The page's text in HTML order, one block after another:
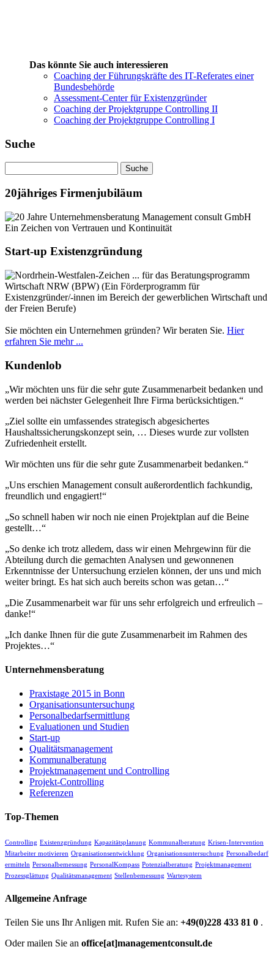
Das könnte Sie auch interessieren
Coaching der Führungskräfte des IT-Referates einer
Bundesbehörde
Assessment-Center für Existenzgründer
Coaching der Projektgruppe Controlling II
Coaching der Projektgruppe Controlling I
Suche
20jähriges Firmenjubiläum
Ein Zeichen von Vertrauen und Kontinuität
Start-up Existenzgründung
... für das Beratungsprogramm
Wirtschaft NRW (BPW) (Ein Förderprogramm für
Existenzgründer/-innen im Bereich der gewerblichen Wirtschaft und
der Freien Berufe)
Sie möchten ein Unternehmen gründen? Wir beraten Sie. Hier
erfahren Sie mehr ...
Kundenlob
„Wir möchten uns für die sehr gute Zusammenarbeit bedanken und
werden bei nächster Gelegenheit Ihre Firma berücksichtigen.“
„Ziel sollte ein umfassendes strategisch abgesichertes
Haushaltssicherungskonzept sein, … Dieses wurde zur vollsten
Zufriedenheit erstellt.
Wir möchten uns für die sehr gute Zusammenarbeit bedanken.“
„Uns erschien Management consult außerordentlich fachkundig,
freundlich und engagiert!“
„So schnell haben wir noch nie einen Projektplan auf die Beine
gestellt…“
„So denke ich trotz alledem, dass wir einen Mehrgewinn für die
Abteilung durch die gemachten Analysen und gewonnenen
Erkenntnisse der Untersuchung erzielen können, der uns und mich
weiter bringt. Es hat sich auch bereits schon was getan…“
„Die Zusammenarbeit war für uns sehr erfolgreich und erfreulich –
danke!“
„Ich danke Ihnen für die gute Zusammenarbeit im Rahmen des
Projektes…“
Unternehmensberatung
Praxistage 2015 in Bonn
Organisationsuntersuchung
Personalbedarfsermittlung
Evaluationen und Studien
Start-up
Qualitätsmanagement
Kommunalberatung
Projektmanagement und Controlling
Projekt-Controlling
Referenzen
Top-Themen
Controlling Existenzgründung Kapazitätsplanung Kommunalberatung Krisen-Intervention
Mitarbeiter motivieren Organisationsentwicklung Organisationsuntersuchung Personalbedarf
ermitteln Personalbemessung PersonalKompass Potenzialberatung Projektmanagement
Prozessglättung Qualitätsmanagement Stellenbemessung Wartesystem
Allgemeine Anfrage
Teilen Sie uns Ihr Anligen mit. Rufen Sie an: +49(0)228 433 81 0 .
Oder mailen Sie an office[at]managementconsult.de